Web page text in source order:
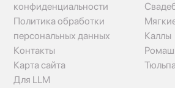
конфиденциальности
Политика обработки
персональных данных
Контакты
Карта сайта
Для LLM
Каллы